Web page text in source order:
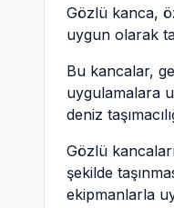
Gözlü kanca,
uygun olarak
Bu kancalar,
uygulamalara
deniz
Gözlü
şekilde
ekipmanlarla